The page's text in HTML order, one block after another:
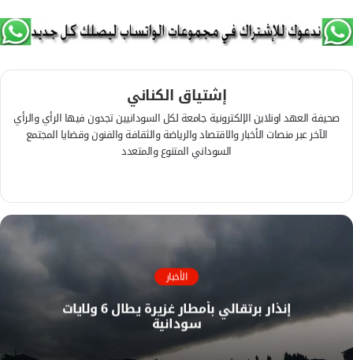
إشتياق الكناني
صحيفة العهد اونلاين الإلكترونية جامعة لكل السودانيين تجدون فيها الرأي والرأي
الآخر عبر منصات الأخبار والاقتصاد والرياضة والثقافة والفنون وقضايا المجتمع
السوداني المتنوع والمتعدد
و
ع
ا
ل
و
ي
ب
س
ك الأخبار
إنذار برتقالي بأمطار غزيرة يطال 6 ولايات
سودانية